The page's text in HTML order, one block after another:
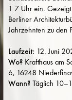
1 7 Uhr ein.
Berliner
Jahrzehnten zu den
Laufzeit: 12. Juni
Wo? Krafthaus am
6, 16248
Wann? Täglich